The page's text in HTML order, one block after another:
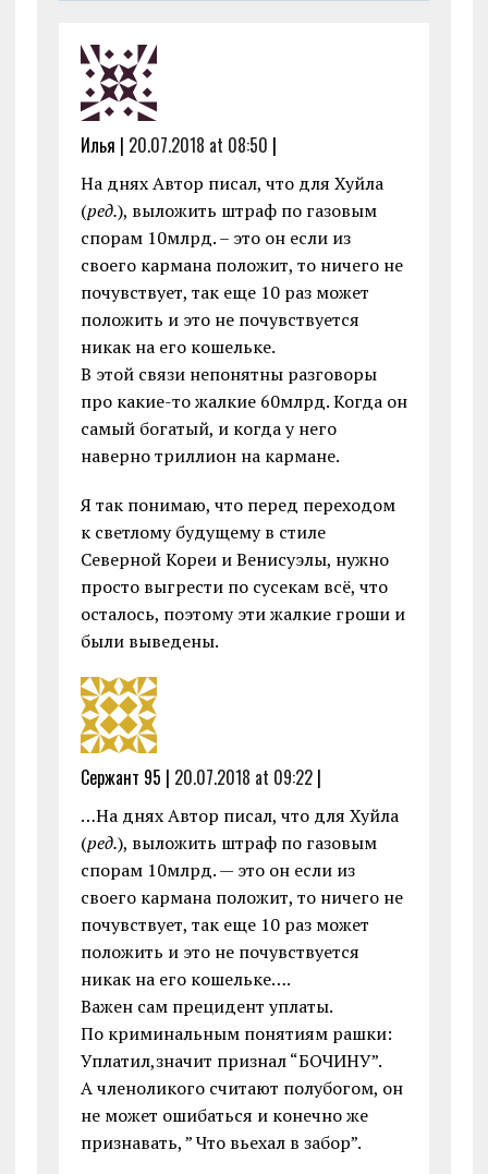
Илья | 20.07.2018 at 08:50 |
На днях Автор писал, что для Хуйла
(ред.), выложить штраф по газовым
спорам 10млрд. – это он если из
своего кармана положит, то ничего не
почувствует, так еще 10 раз может
положить и это не почувствуется
никак на его кошельке.
В этой связи непонятны разговоры
про какие-то жалкие 60млрд. Когда он
самый богатый, и когда у него
наверно триллион на кармане.
Я так понимаю, что перед переходом
к светлому будущему в стиле
Северной Кореи и Венисуэлы, нужно
просто выгрести по сусекам всё, что
осталось, поэтому эти жалкие гроши и
были выведены.
Сержант 95 | 20.07.2018 at 09:22|
…На днях Автор писал, что для Хуйла
(ред.), выложить штраф по газовым
спорам 10млрд. — это он если из
своего кармана положит, то ничего не
почувствует, так еще 10 раз может
положить и это не почувствуется
никак на его кошельке….
Важен сам прецидент уплаты.
По криминальным понятиям рашки:
Уплатил,значит признал “БОЧИНУ”.
А членоликого считают полубогом, он
не может ошибаться и конечно же
признавать, ” Что вьехал в забор”.